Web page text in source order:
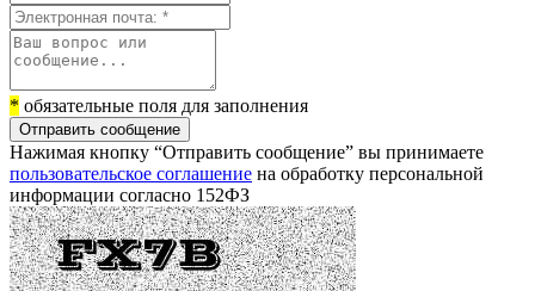
* обязательные поля для заполнения
Отправить сообщение
Нажимая кнопку “Отправить сообщение” вы принимаете
пользовательское соглашение на обработку персональной
информации согласно 152ФЗ